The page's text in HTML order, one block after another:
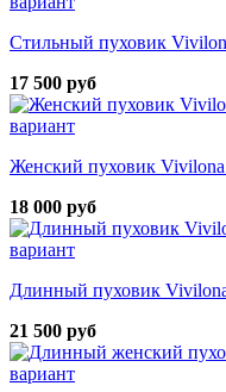
Стильный пуховик
17 500 руб
вариант
Женский пуховик
18 000 руб
вариант
Длинный пуховик
21 500 руб
вариант